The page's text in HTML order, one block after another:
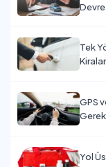
Tek
GPS
Yol